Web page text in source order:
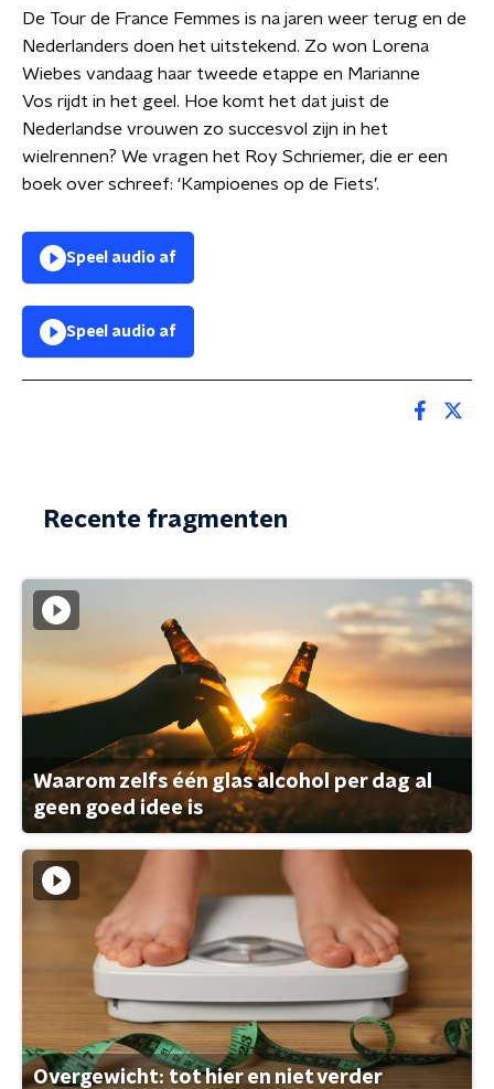
De Tour de France Femmes is na jaren weer terug en de
Nederlanders doen het uitstekend. Zo won Lorena
Wiebes vandaag haar tweede etappe en Marianne
Vos rijdt in het geel. Hoe komt het dat juist de
Nederlandse vrouwen zo succesvol zijn in het
wielrennen? We vragen het Roy Schriemer, die er een
boek over schreef: ‘Kampioenes op de Fiets’.
Speel audio af
Speel audio af
Recente fragmenten
Waarom zelfs één glas alcohol per dag al
geen goed idee is
Overgewicht: tot hier en niet verder